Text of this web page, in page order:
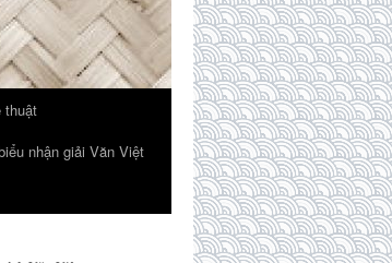
thuật
nhận giải Văn Việt